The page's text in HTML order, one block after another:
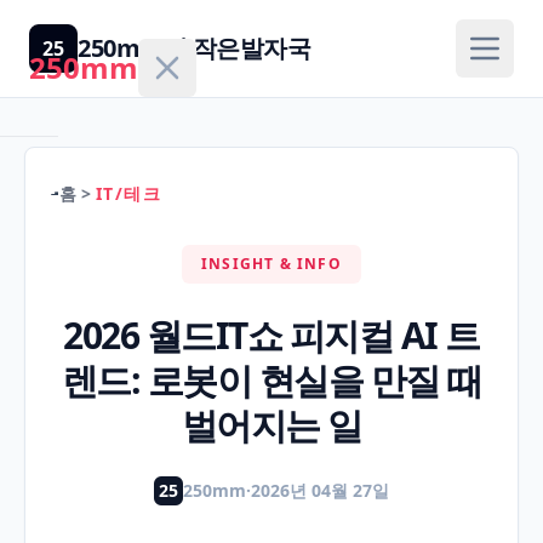
250mm
홈
의
학
25 250mm의 작은발자국
홈 > IT/테크
INSIGHT & INFO
2026 월드IT쇼 피지컬 AI 트
렌드: 로봇이 현실을 만질 때
벌어지는 일
25 250mm·2026년 04월 27일